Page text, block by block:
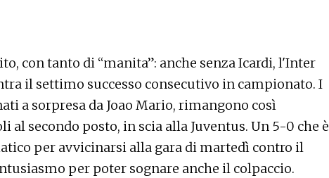
con tanto di “manita”: anche senza Icardi, l'Inter
il settimo successo consecutivo in campionato. I
a sorpresa da Joao Mario, rimangono così
al secondo posto, in scia alla Juventus. Un 5-0 che è
per avvicinarsi alla gara di martedì contro il
per poter sognare anche il colpaccio.